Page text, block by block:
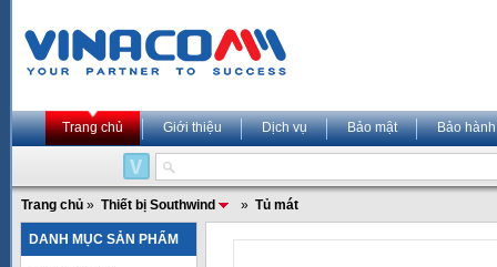
Trang chủ Giới thiệu Dịch vụ Bảo mật Bảo hành
Trang chủ » Thiết bị Southwind » Tủ mát
DANH MỤC SẢN PHẨM